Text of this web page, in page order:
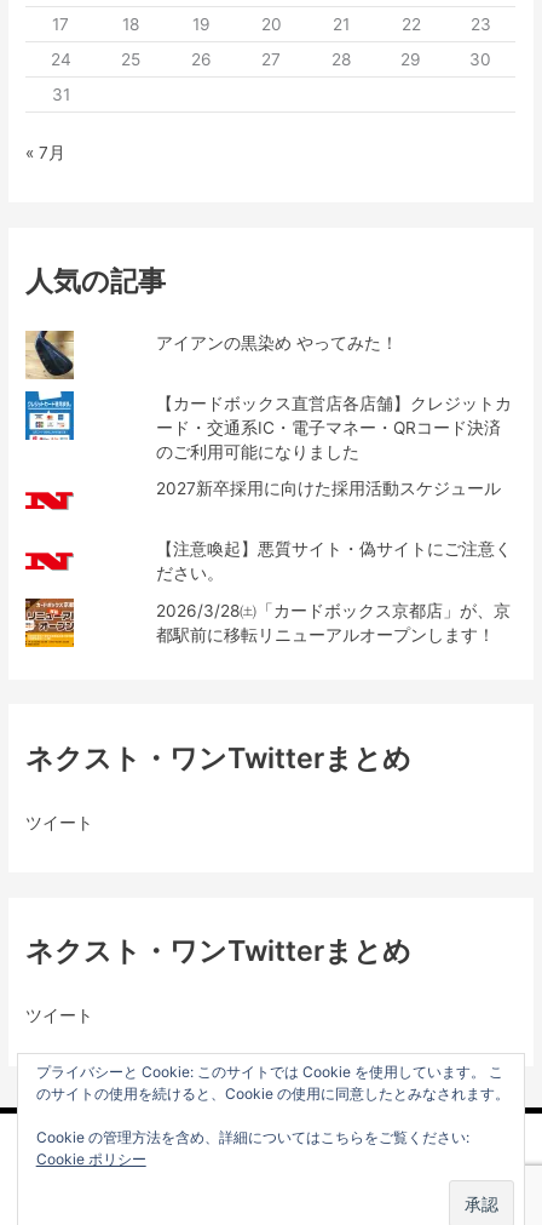
17
18 19 20 21 22
23
24
25 26 27 28 29
30
31
« 7月
人気の記事
アイアンの黒染め やってみた！
【カードボックス直営店各店舗】クレジットカ
ード・交通系IC・電子マネー・QRコード決済
のご利用可能になりました
2027新卒採用に向けた採用活動スケジュール
【注意喚起】悪質サイト・偽サイトにご注意く
ださい。
2026/3/28㈯「カードボックス京都店」が、京
都駅前に移転リニューアルオープンします！
ネクスト・ワンTwitterまとめ
ツイート
ネクスト・ワンTwitterまとめ
ツイート
プライバシーと Cookie: このサイトでは Cookie を使用しています。 こ
のサイトの使用を続けると、Cookie の使用に同意したとみなされます。
Cookie の管理方法を含め、詳細についてはこちらをご覧ください:
Cookie ポリシー